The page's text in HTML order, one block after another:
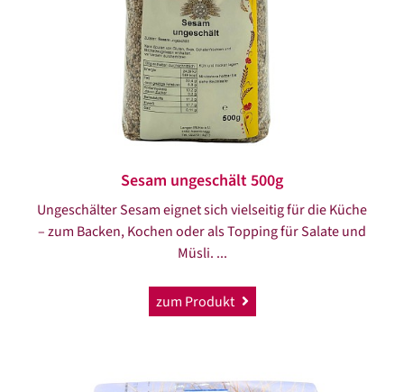
Sesam ungeschält 500g
Ungeschälter Sesam eignet sich vielseitig für die Küche
– zum Backen, Kochen oder als Topping für Salate und
Müsli. ...
zum Produkt